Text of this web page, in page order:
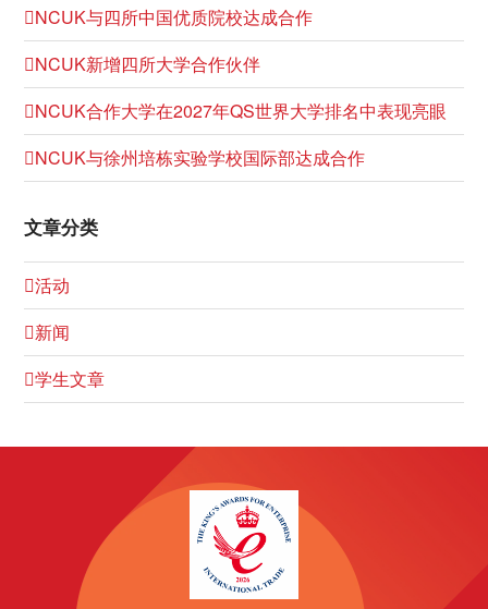
NCUK与四所中国优质院校达成合作
NCUK新增四所大学合作伙伴
NCUK合作大学在2027年QS世界大学排名中表现亮眼
NCUK与徐州培栋实验学校国际部达成合作
文章分类
活动
新闻
学生文章